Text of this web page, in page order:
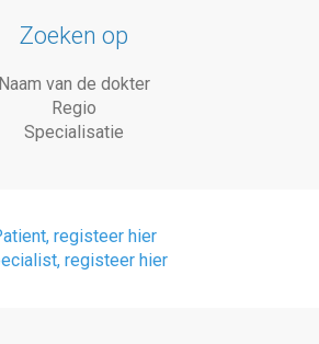
Zoeken op
Naam van de dokter
Regio
Specialisatie
registeer hier
registeer hier